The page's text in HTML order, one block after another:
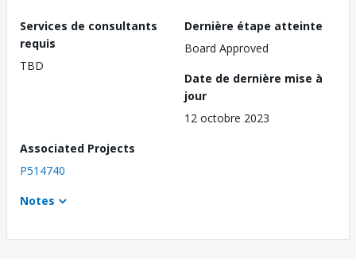
Services de consultants
requis
TBD
Dernière étape atteinte
Board Approved
Date de dernière mise à
jour
12 octobre 2023
Associated Projects
P514740
Notes